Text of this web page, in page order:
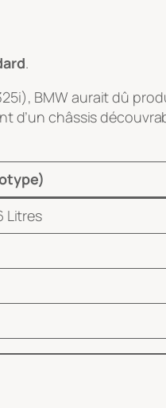
.
BMW aurait dû
d’un châssis
Litres